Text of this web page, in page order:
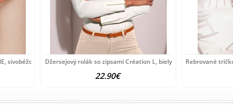
sivobéžové Džersejový rolák so zipsami Création L, biely
22.90€
Rebrované